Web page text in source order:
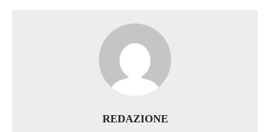
REDAZIONE